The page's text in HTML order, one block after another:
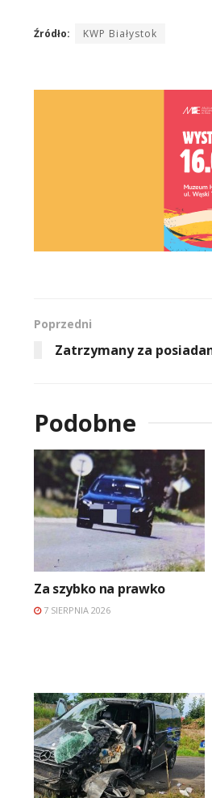
Źródło: KWP Białystok
Poprzedni
Zatrzymany za
Podobne
Za szybko na prawko
7 SIERPNIA 2026